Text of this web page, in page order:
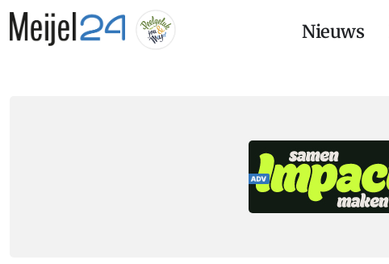
Nieuws